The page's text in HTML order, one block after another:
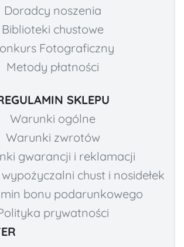
Doradcy noszenia
Biblioteki chustowe
Fotograficzny
Metody płatności
SKLEPU
Warunki ogólne
Warunki zwrotów
gwarancji i reklamacji
chust i nosidełek
bonu podarunkowego
prywatności